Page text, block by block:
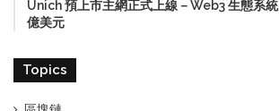
Unich 預上市主網正式上線－Web3 生態系
億美元
Topics